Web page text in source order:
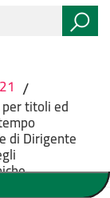
/
titoli ed
di Dirigente